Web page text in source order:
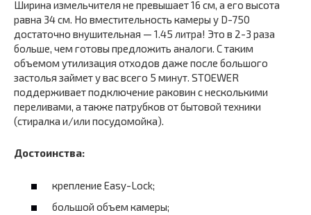
Ширина измельчителя не превышает 16 см, а его высота
равна 34 см. Но вместительность камеры у D-750
достаточно внушительная — 1.45 литра! Это в 2-3 раза
больше, чем готовы предложить аналоги. С таким
объемом утилизация отходов даже после большого
застолья займет у вас всего 5 минут. STOEWER
поддерживает подключение раковин с несколькими
переливами, а также патрубков от бытовой техники
(стиралка и/или посудомойка).
Достоинства:
крепление Easy-Lock;
большой объем камеры;